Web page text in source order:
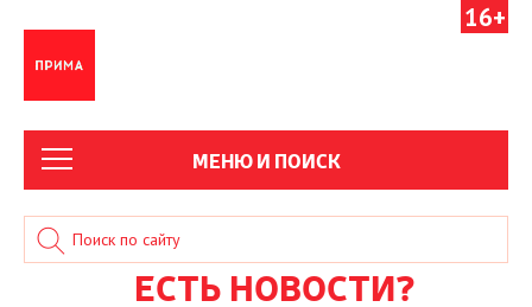
16+
МЕНЮ И ПОИСК
ЕСТЬ НОВОСТИ?